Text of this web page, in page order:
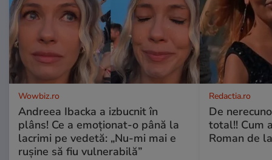
Wowbiz.ro
Andreea Ibacka a izbucnit în
plâns! Ce a emoționat-o până la
lacrimi pe vedetă: „Nu-mi mai e
rușine să fiu vulnerabilă”
Redactia.ro
De
total!! Cum
Roman de